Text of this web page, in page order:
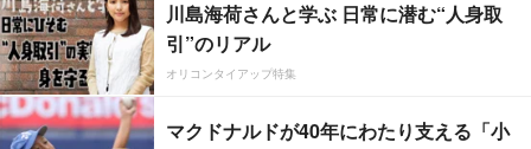
川島海荷さんと学ぶ 日常に潜む“人身取
引”のリアル
オリコンタイアップ特集
マクドナルドが40年にわたり支える「小